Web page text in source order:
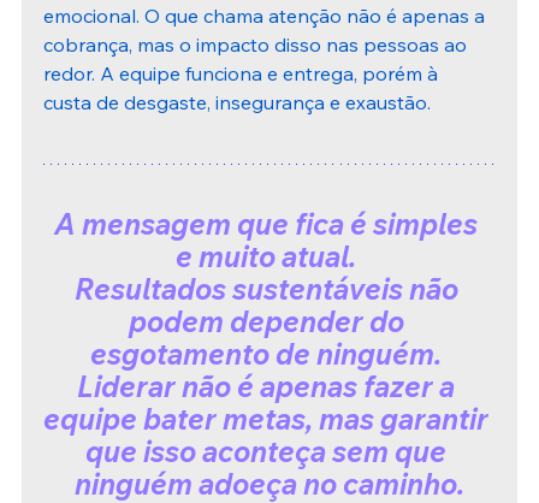
emocional. O que chama atenção não é apenas a
cobrança, mas o impacto disso nas pessoas ao
redor. A equipe funciona e entrega, porém à
custa de desgaste, insegurança e exaustão.
A mensagem que fica é simples
e muito atual.
Resultados sustentáveis não
podem depender do
esgotamento de ninguém.
Liderar não é apenas fazer a
equipe bater metas, mas garantir
que isso aconteça sem que
ninguém adoeça no caminho.